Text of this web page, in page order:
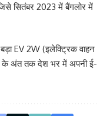
सितंबर 2023 में बैंगलोर में
EV 2W (इलेक्ट्रिक वाहन
के अंत तक देश भर में अपनी ई-